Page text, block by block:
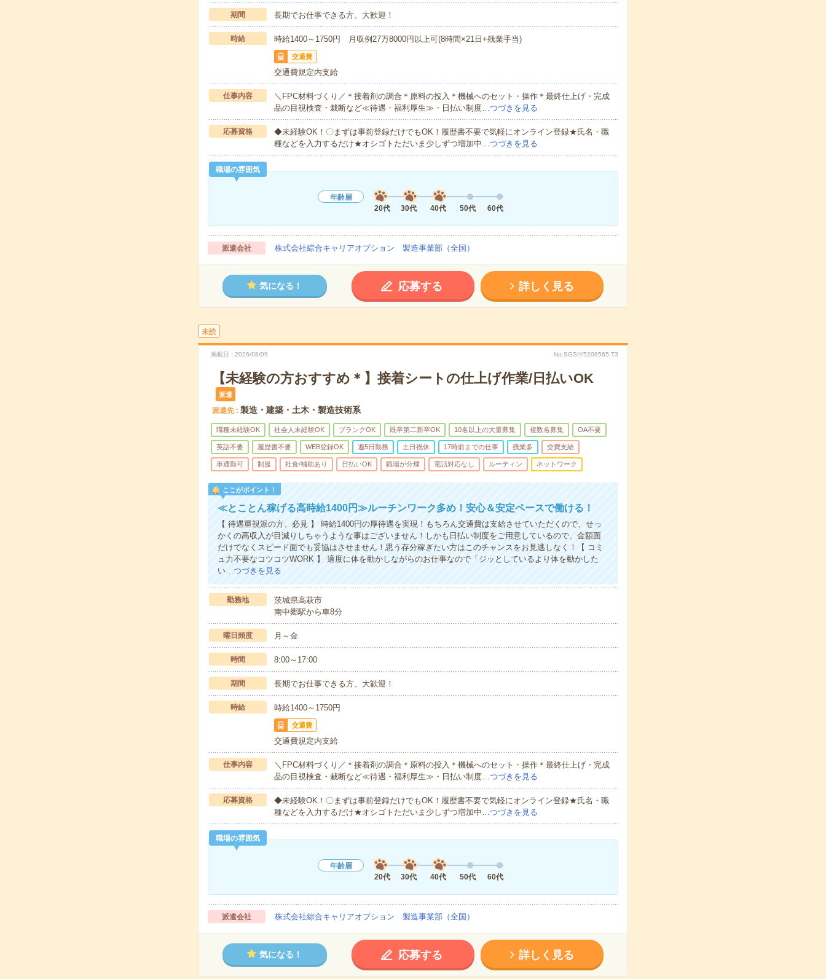
期間 長期でお仕事できる方、大歓迎！
時給 時給1400～1750円 月収例27万8000円以上可(8時間×21日+残業手当)
交通費
交通費規定内支給
仕事内容
＼FPC材料づくり／＊接着剤の調合＊原料の投入＊機械へのセット・操作＊最終仕上げ・完成
品の目視検査・裁断など≪待遇・福利厚生≫・日払い制度…つづきを見る
応募資格
◆未経験OK！〇まずは事前登録だけでもOK！履歴書不要で気軽にオンライン登録★氏名・職
種などを入力するだけ★オシゴトただいま少しずつ増加中…つづきを見る
職場の雰囲気
年齢層
20代
30代 40代 50代 60代
派遣会社 株式会社綜合キャリアオプション 製造事業部（全国）
気になる！ 応募する 詳しく見る
未読
掲載日 2026/08/09 No.SGSIY5208565-T3
【未経験の方おすすめ＊】接着シートの仕上げ作業/日払いOK
派遣
派遣先 製造・建築・土木・製造技術系
職種未経験OK 社会人未経験OK ブランクOK 既卒第二新卒OK 10名以上の大量募集 複数名募集 OA不要
英語不要 履歴書不要 WEB登録OK 週5日勤務 土日祝休 17時前までの仕事 残業多 交費支給
車通勤可 制服 社食/補助あり 日払いOK 職場が分煙 電話対応なし ルーティン ネットワーク
ここがポイント！
≪とことん稼げる高時給1400円≫ルーチンワーク多め！安心＆安定ペースで働ける！
【 待遇重視派の方、必見 】 時給1400円の厚待遇を実現！もちろん交通費は支給させていただくので、せっ
かくの高収入が目減りしちゃうような事はございません！しかも日払い制度をご用意しているので、金額面
だけでなくスピード面でも妥協はさせません！思う存分稼ぎたい方はこのチャンスをお見逃しなく！【 コミ
ュ力不要なコツコツWORK 】 適度に体を動かしながらのお仕事なので「ジッとしているより体を動かした
い…つづきを見る
勤務地
茨城県高萩市
南中郷駅から車8分
曜日頻度 月～金
時間 8:00～17:00
期間 長期でお仕事できる方、大歓迎！
時給 時給1400～1750円
交通費
交通費規定内支給
仕事内容
＼FPC材料づくり／＊接着剤の調合＊原料の投入＊機械へのセット・操作＊最終仕上げ・完成
品の目視検査・裁断など≪待遇・福利厚生≫・日払い制度…つづきを見る
応募資格
◆未経験OK！〇まずは事前登録だけでもOK！履歴書不要で気軽にオンライン登録★氏名・職
種などを入力するだけ★オシゴトただいま少しずつ増加中…つづきを見る
職場の雰囲気
年齢層
20代
30代 40代 50代 60代
派遣会社 株式会社綜合キャリアオプション 製造事業部（全国）
気になる！ 応募する 詳しく見る